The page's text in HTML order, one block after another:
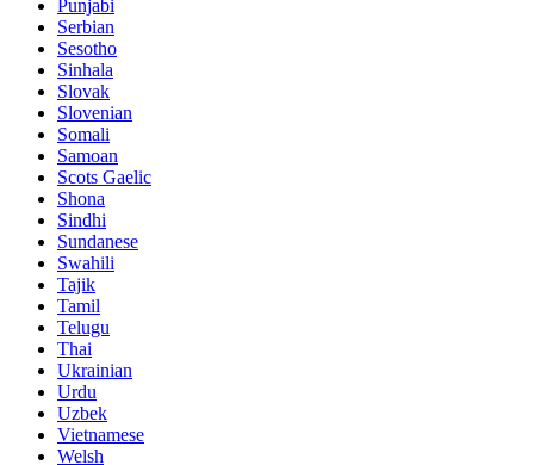
Punjabi
Serbian
Sesotho
Sinhala
Slovak
Slovenian
Somali
Samoan
Scots Gaelic
Shona
Sindhi
Sundanese
Swahili
Tajik
Tamil
Telugu
Thai
Ukrainian
Urdu
Uzbek
Vietnamese
Welsh